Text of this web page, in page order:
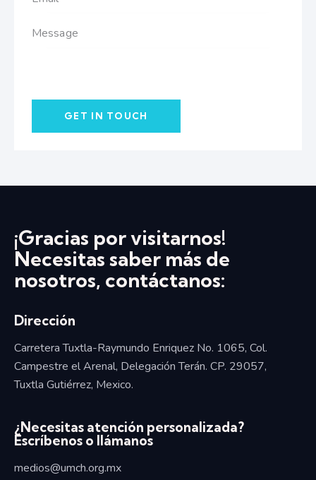
¡Gracias por visitarnos!
Necesitas saber más de
nosotros, contáctanos:
Dirección
Carretera Tuxtla-Raymundo Enriquez No. 1065, Col.
Campestre el Arenal, Delegación Terán. CP. 29057,
Tuxtla Gutiérrez, Mexico.
¿Necesitas atención personalizada?
Escríbenos o llámanos
medios@umch.org.mx